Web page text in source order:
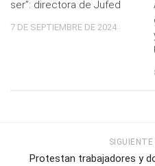
ser”: directora de Jufed
7 DE SEPTIEMBRE DE 2024
Protestan trabajadores y